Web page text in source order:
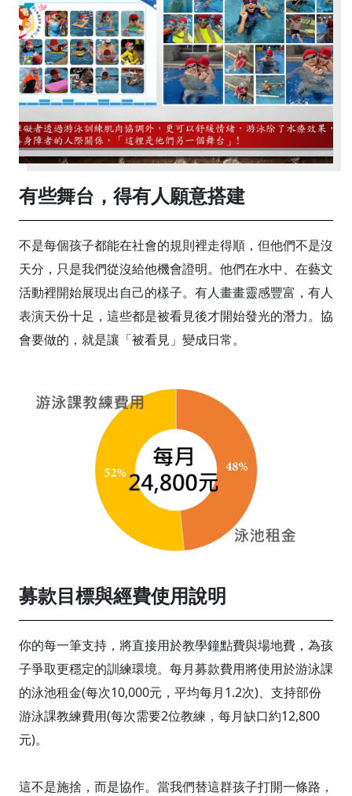
有些舞台，得有人願意搭建
不是每個孩子都能在社會的規則裡走得順，但他們不是沒
天分，只是我們從沒給他機會證明。他們在水中、在藝文
活動裡開始展現出自己的樣子。有人畫畫靈感豐富，有人
表演天份十足，這些都是被看見後才開始發光的潛力。協
會要做的，就是讓「被看見」變成日常。
募款目標與經費使用說明
你的每一筆支持，將直接用於教學鐘點費與場地費，為孩
子爭取更穩定的訓練環境。每月募款費用將使用於游泳課
的泳池租金(每次10,000元，平均每月1.2次)、支持部份
游泳課教練費用(每次需要2位教練，每月缺口約12,800
元)。
這不是施捨，而是協作。當我們替這群孩子打開一條路，